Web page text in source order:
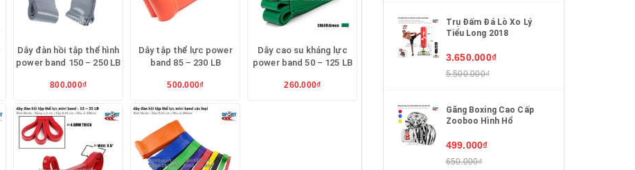
Dây đàn hồi tập thể hình
power band 150 – 250 LB
800.000₫
Dây tập thể lực power
band 85 – 230 LB
500.000₫
Dây cao su kháng lực
power band 50 – 125 LB
260.000₫
Trụ Đấm Đá Lò Xo Lý
Tiểu Long 2018
3.650.000₫
5.500.000₫
Găng Boxing Cao Cấp
Zooboo Hình Hổ
499.000₫
650.000₫